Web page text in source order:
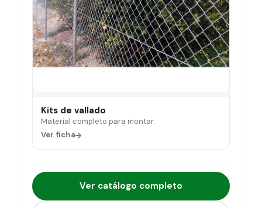
Kits de vallado
Material completo para montar.
Ver ficha
Ver catálogo completo